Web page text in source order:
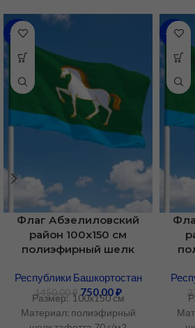
-48%
Флаг Абзелиловский
район 100х150 см
полиэфирный шелк
Республики Башкортостан
1450,00₽ 750,00₽
Размер: 100х150 см
Материал: полиэфирный
-31%